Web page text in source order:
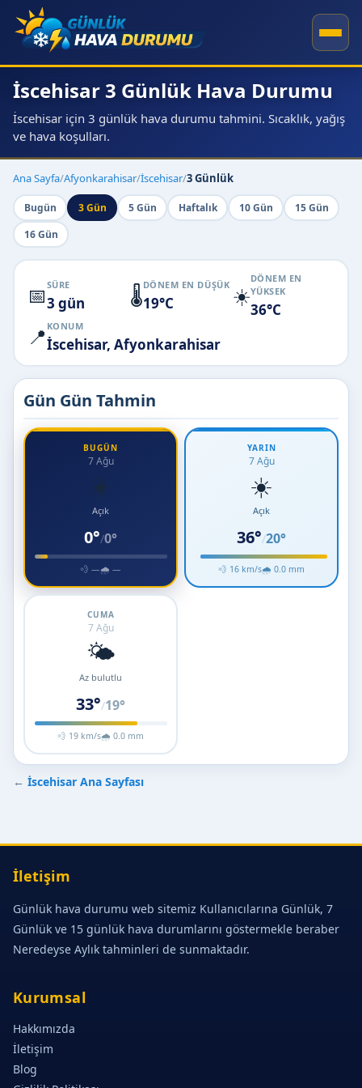
İscehisar 3 Günlük Hava Durumu
İscehisar için 3 günlük hava durumu tahmini. Sıcaklık, yağış
ve hava koşulları.
Ana Sayfa/Afyonkarahisar/İscehisar/3 Günlük
Bugün 3 Gün 5 Gün Haftalık 10 Gün
15 Gün
16 Gün
📅 SÜRE
3 gün 🌡️DÖNEM EN DÜŞÜK
19°C ☀️
DÖNEM EN
YÜKSEK
36°C
📍 KONUM
İscehisar, Afyonkarahisar
Gün Gün Tahmin
BUGÜN
7 Ağu
☀️
Açık
0°/0°
💨 —🌧 —
YARIN
7 Ağu
☀️
Açık
36°/20°
💨 16 km/s🌧 0.0 mm
CUMA
7 Ağu
🌤️
Az bulutlu
33°/19°
💨 19 km/s🌧 0.0 mm
← İscehisar Ana Sayfası
İletişim
Günlük hava durumu web sitemiz Kullanıcılarına Günlük, 7
Günlük ve 15 günlük hava durumlarını göstermekle beraber
Neredeyse Aylık tahminleri de sunmaktadır.
Kurumsal
Hakkımızda
İletişim
Blog